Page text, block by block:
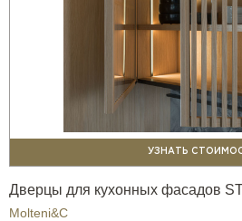
УЗНАТЬ
Дверцы для кухонных фасадов
Molteni&C